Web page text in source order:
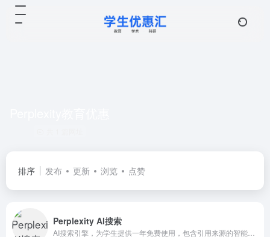
排序 发布 更新 浏览 点赞
Perplexity AI搜索